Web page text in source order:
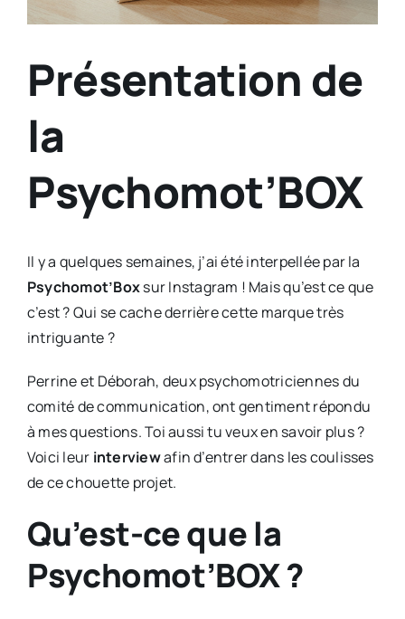
Présentation de
la
Psychomot’BOX
Il y a quelques semaines, j’ai été interpellée par la
Psychomot’Boxsur Instagram ! Mais qu’est ce que
c’est ? Qui se cache derrière cette marque très
intriguante ?
Perrine et Déborah, deux psychomotriciennes du
comité de communication, ont gentiment répondu
à mes questions. Toi aussi tu veux en savoir plus ?
Voici leur interviewafin d’entrer dans les coulisses
de ce chouette projet.
Qu’est-ce que la
Psychomot’BOX ?